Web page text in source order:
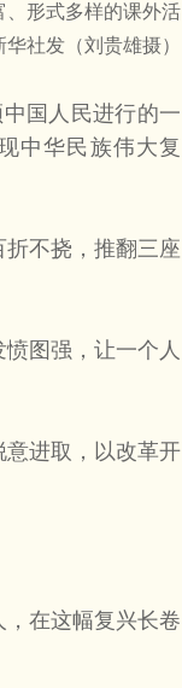
、形式多样的课外活
社发（刘贵雄摄）
国人民进行的一
中华民族伟大复
不挠，推翻三座
图强，让一个人
进取，以改革开
在这幅复兴长卷